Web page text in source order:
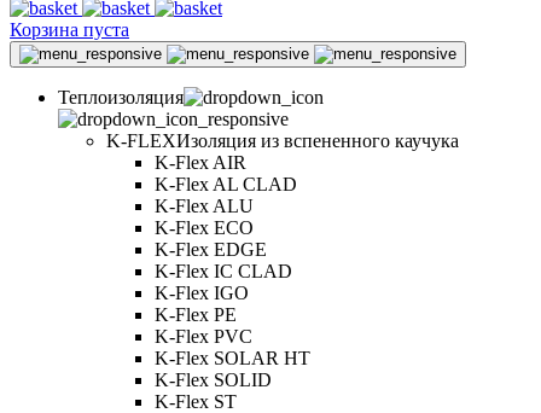
Корзина пуста
Теплоизоляция
K-FLEXИзоляция из вспененного каучука
K-Flex AIR
K-Flex AL CLAD
K-Flex ALU
K-Flex ECO
K-Flex EDGE
K-Flex IC CLAD
K-Flex IGO
K-Flex PE
K-Flex PVC
K-Flex SOLAR HT
K-Flex SOLID
K-Flex ST